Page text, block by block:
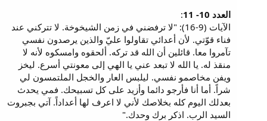
العدد 10- 11
:
الآيات (9-16): "لا ترفضني في زمن الشيخوخة. لا تتركني عند
فناء قوّتي. لأن أعدائي تقاولوا عليّ والذين يرصدون نفسي
تآمروا معا. قائلين أن الله قد تركه. ألحقوه وامسكوه لأنه لا
منقذ له. يا الله لا تبعد عني يا الهي إلى معونتي أسرع. ليخز
ويفن مخاصمو نفسي. ليلبس العار والخجل الملتمسون لي
شراً. أما أنا فأرجو دائما وأزيد على كل تسبيحك. فمي يحدث
بعدلك اليوم كله بخلاصك لأني لا اعرف لها أعداداً. آتي بجبروت
السيد الرب. اذكر برك وحدك."